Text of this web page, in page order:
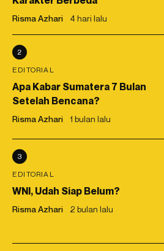
Risma Azhari 4 hari lalu
2
EDITORIAL
Apa Kabar Sumatera 7 Bulan
Setelah Bencana?
Risma Azhari 1 bulan lalu
3
EDITORIAL
WNI, Udah Siap Belum?
Risma Azhari 2 bulan lalu